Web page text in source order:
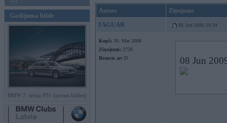
Gadījuma bilde
BMW 7. sērija F01 (preses bildes)
Autors Ziņojums
JAGUAR 08. Jun 2009, 19:24
Kopš: 30. Mar 2008
Ziņojumi: 2726
Braucu ar: D 08 Jun